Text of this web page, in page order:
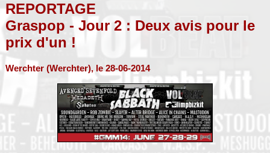
REPORTAGE
Graspop - Jour 2 : Deux avis pour le
prix d'un !
Werchter (Werchter), le 28-06-2014